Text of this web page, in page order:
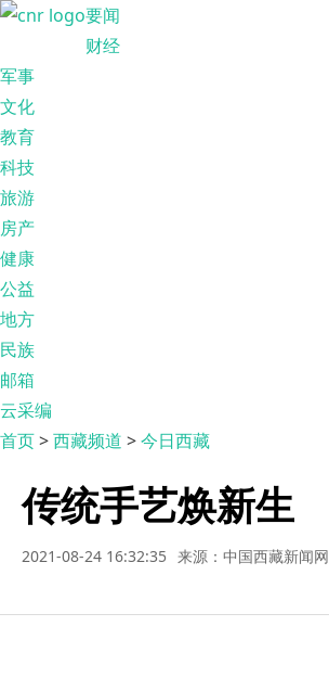
要闻
财经
军事
文化
教育
科技
旅游
房产
健康
公益
地方
民族
邮箱
云采编
首页>西藏频道 >今日西藏
传统手艺焕新生
2021-08-24 16:32:35 来源：中国西藏新闻网